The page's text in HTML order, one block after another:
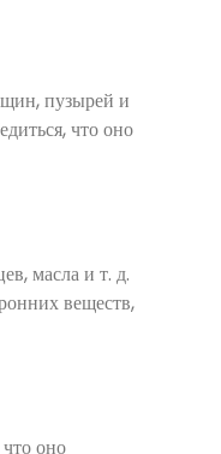
пузырей и
что оно
масла и т. д.
веществ,
оно